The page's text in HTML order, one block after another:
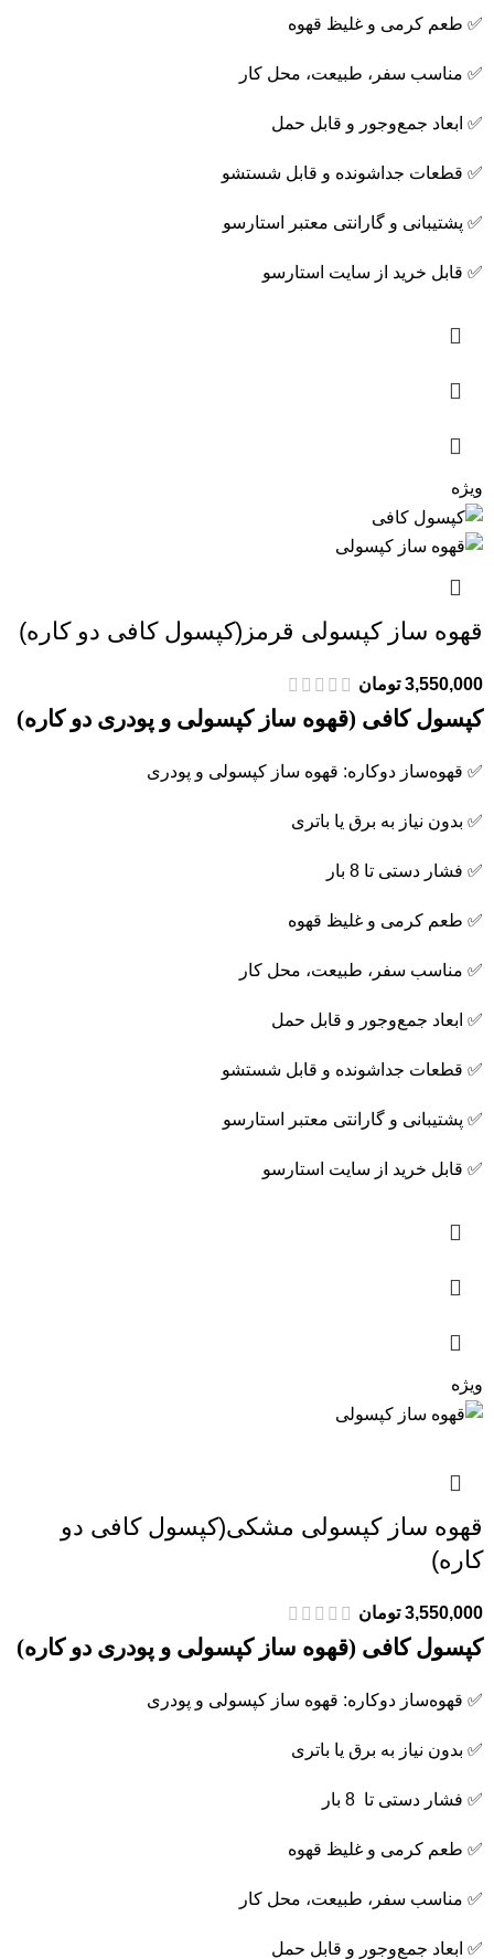
✅ طعم کرمی و غلیظ قهوه
✅ مناسب سفر، طبیعت، محل کار
✅ ابعاد جمع‌وجور و قابل حمل
✅ قطعات جداشونده و قابل شستشو
✅ پشتیبانی و گارانتی معتبر استارسو
✅ قابل خرید از سایت استارسو
ویژه
قهوه ساز کپسولی قرمز(کپسول کافی دو کاره)
3,550,000 تومان
کپسول کافی (قهوه ساز کپسولی و پودری دو کاره)
✅ قهوه‌ساز دوکاره: قهوه ساز کپسولی و پودری
✅ بدون نیاز به برق یا باتری
✅ فشار دستی تا 8 بار
✅ طعم کرمی و غلیظ قهوه
✅ مناسب سفر، طبیعت، محل کار
✅ ابعاد جمع‌وجور و قابل حمل
✅ قطعات جداشونده و قابل شستشو
✅ پشتیبانی و گارانتی معتبر استارسو
✅ قابل خرید از سایت استارسو
ویژه
قهوه ساز کپسولی مشکی(کپسول کافی دو
کاره)
3,550,000 تومان
کپسول کافی (قهوه ساز کپسولی و پودری دو کاره)
✅ قهوه‌ساز دوکاره: قهوه ساز کپسولی و پودری
✅ بدون نیاز به برق یا باتری
✅ فشار دستی تا 8 بار
✅ طعم کرمی و غلیظ قهوه
✅ مناسب سفر، طبیعت، محل کار
✅ ابعاد جمع‌وجور و قابل حمل